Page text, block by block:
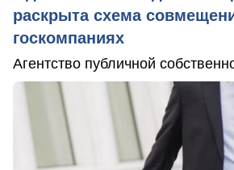
раскрыта схема
госкомпаниях
Агентство публичной